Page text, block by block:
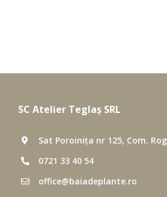
SC Atelier Teglaș SRL
Sat Poroinița nr 125, Com.
0721 33 40 54
office@baiadeplante.ro